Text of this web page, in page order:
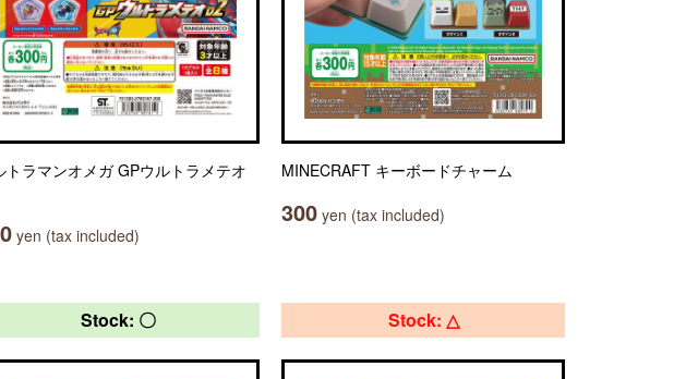
トラマンオメガ GPウルトラメテオ
yen (tax included)
MINECRAFT キーボードチャーム
300 yen (tax included)
Stock: 〇 Stock: △